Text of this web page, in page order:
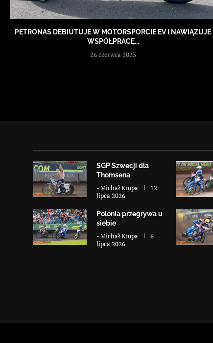
PETRONAS DEBIUTUJE W MOTORSPORCIE EV I NAWIĄZUJE
WSPÓŁPRACĘ...
26 czerwca 2023
SGP Szwecji dla
Thomsena
-Michał Krupa
12
lipca 2026
Polonia przegrywa u
siebie
-Michał Krupa
6
lipca 2026